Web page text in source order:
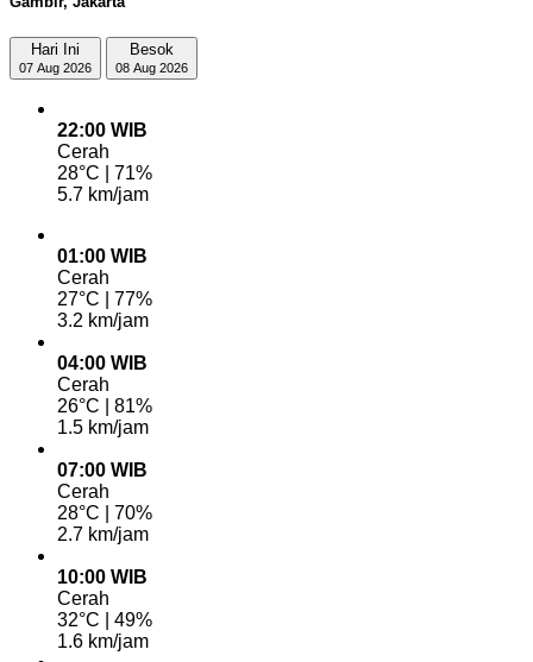
Hari Ini
07 Aug 2026
Besok
08 Aug 2026
22:00 WIB
Cerah
28°C | 71%
5.7 km/jam
01:00 WIB
Cerah
27°C | 77%
3.2 km/jam
04:00 WIB
Cerah
26°C | 81%
1.5 km/jam
07:00 WIB
Cerah
28°C | 70%
2.7 km/jam
10:00 WIB
Cerah
32°C | 49%
1.6 km/jam